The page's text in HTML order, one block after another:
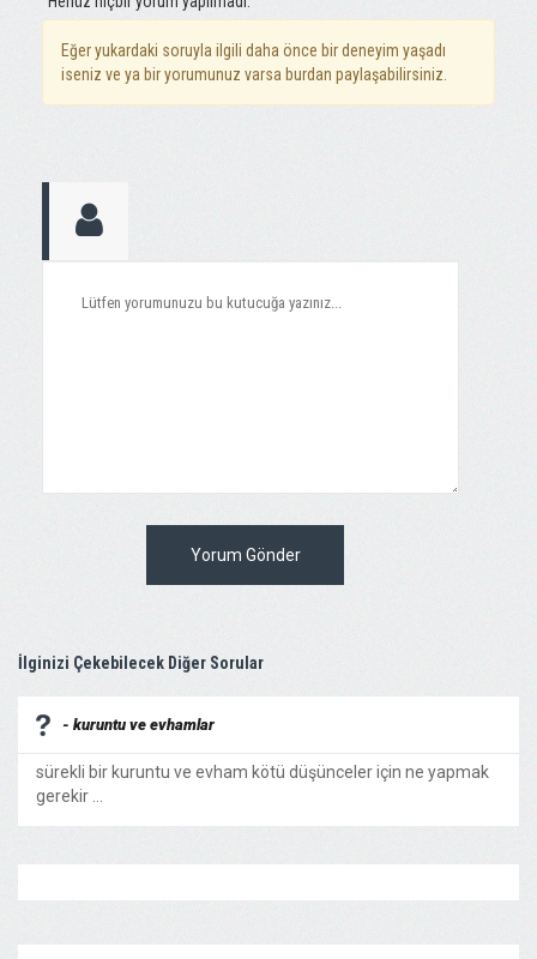
Eğer yukardaki soruyla ilgili daha önce bir deneyim yaşadı
iseniz ve ya bir yorumunuz varsa burdan paylaşabilirsiniz.
Yorum Gönder
İlginizi Çekebilecek Diğer Sorular
- kuruntu ve evhamlar
sürekli bir kuruntu ve evham kötü düşünceler için ne yapmak
gerekir ...